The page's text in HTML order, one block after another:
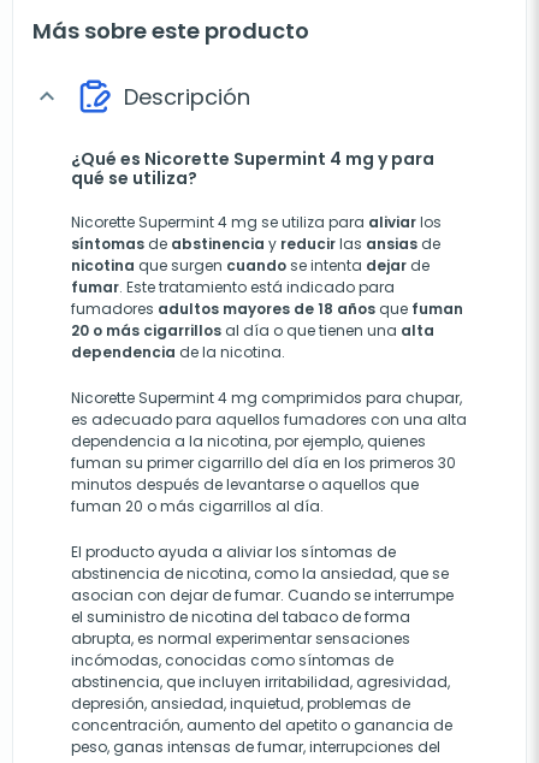
Más sobre este producto
expand_more Descripción
¿Qué es Nicorette Supermint 4 mg y para
qué se utiliza?
Nicorette Supermint 4 mg se utiliza para aliviarlos
síntomas de abstinencia y reducirlas ansias de
nicotina que surgen cuandose intenta dejar de
fumar. Este tratamiento está indicado para
fumadores adultos mayores de 18 años que fuman
20 o más cigarrillos al día o que tienen una alta
dependencia de la nicotina.
Nicorette Supermint 4 mg comprimidos para chupar,
es adecuado para aquellos fumadores con una alta
dependencia a la nicotina, por ejemplo, quienes
fuman su primer cigarrillo del día en los primeros 30
minutos después de levantarse o aquellos que
fuman 20 o más cigarrillos al día.
El producto ayuda a aliviar los síntomas de
abstinencia de nicotina, como la ansiedad, que se
asocian con dejar de fumar. Cuando se interrumpe
el suministro de nicotina del tabaco de forma
abrupta, es normal experimentar sensaciones
incómodas, conocidas como síntomas de
abstinencia, que incluyen irritabilidad, agresividad,
depresión, ansiedad, inquietud, problemas de
concentración, aumento del apetito o ganancia de
peso, ganas intensas de fumar, interrupciones del